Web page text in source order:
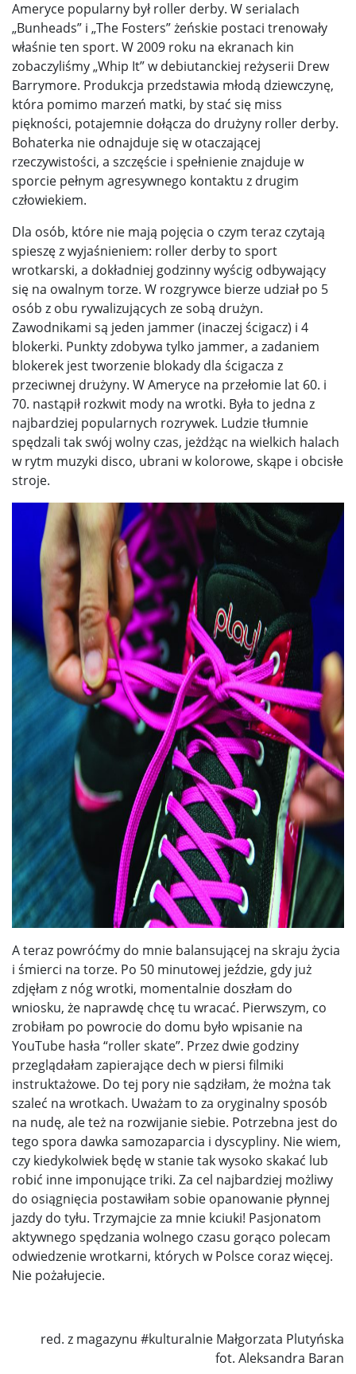
Ameryce popularny był roller derby. W serialach
„Bunheads” i „The Fosters” żeńskie postaci trenowały
właśnie ten sport. W 2009 roku na ekranach kin
zobaczyliśmy „Whip It” w debiutanckiej reżyserii Drew
Barrymore. Produkcja przedstawia młodą dziewczynę,
która pomimo marzeń matki, by stać się miss
piękności, potajemnie dołącza do drużyny roller derby.
Bohaterka nie odnajduje się w otaczającej
rzeczywistości, a szczęście i spełnienie znajduje w
sporcie pełnym agresywnego kontaktu z drugim
człowiekiem.
Dla osób, które nie mają pojęcia o czym teraz czytają
spieszę z wyjaśnieniem: roller derby to sport
wrotkarski, a dokładniej godzinny wyścig odbywający
się na owalnym torze. W rozgrywce bierze udział po 5
osób z obu rywalizujących ze sobą drużyn.
Zawodnikami są jeden jammer (inaczej ścigacz) i 4
blokerki. Punkty zdobywa tylko jammer, a zadaniem
blokerek jest tworzenie blokady dla ścigacza z
przeciwnej drużyny. W Ameryce na przełomie lat 60. i
70. nastąpił rozkwit mody na wrotki. Była to jedna z
najbardziej popularnych rozrywek. Ludzie tłumnie
spędzali tak swój wolny czas, jeżdżąc na wielkich halach
w rytm muzyki disco, ubrani w kolorowe, skąpe i obcisłe
stroje.
A teraz powróćmy do mnie balansującej na skraju życia
i śmierci na torze. Po 50 minutowej jeździe, gdy już
zdjęłam z nóg wrotki, momentalnie doszłam do
wniosku, że naprawdę chcę tu wracać. Pierwszym, co
zrobiłam po powrocie do domu było wpisanie na
YouTube hasła “roller skate”. Przez dwie godziny
przeglądałam zapierające dech w piersi filmiki
instruktażowe. Do tej pory nie sądziłam, że można tak
szaleć na wrotkach. Uważam to za oryginalny sposób
na nudę, ale też na rozwijanie siebie. Potrzebna jest do
tego spora dawka samozaparcia i dyscypliny. Nie wiem,
czy kiedykolwiek będę w stanie tak wysoko skakać lub
robić inne imponujące triki. Za cel najbardziej możliwy
do osiągnięcia postawiłam sobie opanowanie płynnej
jazdy do tyłu. Trzymajcie za mnie kciuki! Pasjonatom
aktywnego spędzania wolnego czasu gorąco polecam
odwiedzenie wrotkarni, których w Polsce coraz więcej.
Nie pożałujecie.
red. z magazynu #kulturalnie Małgorzata Plutyńska
fot. Aleksandra Baran